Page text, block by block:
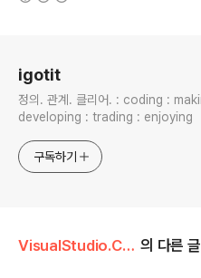
igotit
정의. 관계. 클리어. : coding : making : creating :
developing : trading : enjoying
구독하기
VisualStudio.C++.C#/C . C++ 의 다른 글